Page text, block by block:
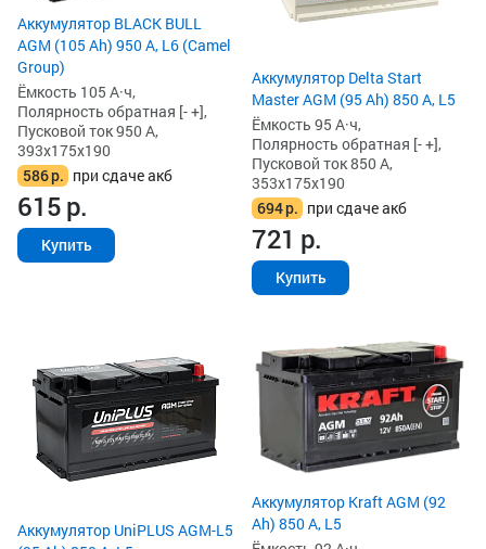
Аккумулятор BLACK BULL
AGM (105 Ah) 950 А, L6 (Camel
Group)
Ёмкость 105 А·ч,
Полярность обратная [- +],
Пусковой ток 950 А,
393x175x190
586р. при сдаче акб
615р.
Купить
Аккумулятор Delta Start
Master AGM (95 Ah) 850 А, L5
Ёмкость 95 А·ч,
Полярность обратная [- +],
Пусковой ток 850 А,
353x175x190
694р. при сдаче акб
721 р.
Купить
Аккумулятор UniPLUS AGM-L5
Аккумулятор Kraft AGM (92
Ah) 850 А, L5